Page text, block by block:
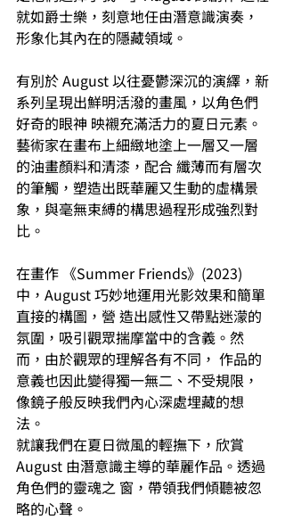
就如爵士樂，刻意地任由潛意識演奏，
形象化其內在的隱藏領域。
有別於 August 以往憂鬱深沉的演繹，新
系列呈現出鮮明活潑的畫風，以角色們
好奇的眼神 映襯充滿活力的夏日元素。
藝術家在畫布上細緻地塗上一層又一層
的油畫顏料和清漆，配合 纖薄而有層次
的筆觸，塑造出既華麗又生動的虛構景
象，與毫無束縛的構思過程形成強烈對
比。
在畫作 《Summer Friends》(2023)
中，August 巧妙地運用光影效果和簡單
直接的構圖，營 造出感性又帶點迷濛的
氛圍，吸引觀眾揣摩當中的含義。然
而，由於觀眾的理解各有不同， 作品的
意義也因此變得獨一無二、不受規限，
像鏡子般反映我們內心深處埋藏的想
法。
就讓我們在夏日微風的輕撫下，欣賞
August 由潛意識主導的華麗作品。透過
角色們的靈魂之 窗，帶領我們傾聽被忽
略的心聲。